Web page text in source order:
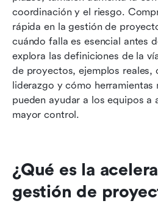
coordinación y el riesgo.
rápida en la gestión de
cuándo falla es esencial antes
explora las definiciones de la
de proyectos, ejemplos reales,
liderazgo y cómo herramientas
pueden ayudar a los equipos a
mayor control.
¿Qué es la
gestión de